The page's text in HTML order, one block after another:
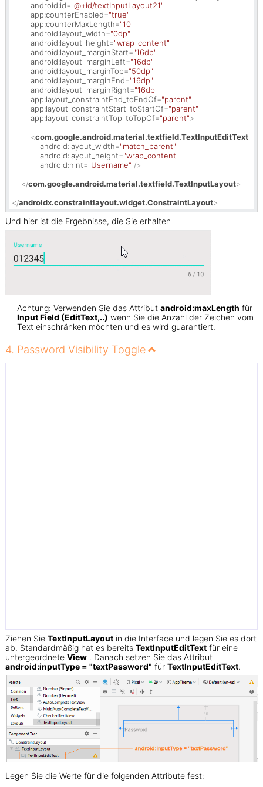
android:id="@+id/textInputLayout21"
app:counterEnabled="true"
app:counterMaxLength="10"
android:layout_width="0dp"
android:layout_height="wrap_content"
android:layout_marginStart="16dp"
android:layout_marginLeft="16dp"
android:layout_marginTop="50dp"
android:layout_marginEnd="16dp"
android:layout_marginRight="16dp"
app:layout_constraintEnd_toEndOf="parent"
app:layout_constraintStart_toStartOf="parent"
app:layout_constraintTop_toTopOf="parent">
<com.google.android.material.textfield.TextInputEditText
android:layout_width="match_parent"
android:layout_height="wrap_content"
android:hint="Username" />
</com.google.android.material.textfield.TextInputLayout>
</androidx.constraintlayout.widget.ConstraintLayout>
Und hier ist die Ergebnisse, die Sie erhalten
Achtung: Verwenden Sie das Attribut android:maxLength für
Input Field (EditText,..) wenn Sie die Anzahl der Zeichen vom
Text einschränken möchten und es wird guarantiert.
4. Password Visibility Toggle
Ziehen Sie TextInputLayout in die Interface und legen Sie es dort
ab. Standardmäßig hat es bereits TextInputEditText für eine
untergeordnete View . Danach setzen Sie das Attribut
android:inputType = "textPassword" für TextInputEditText.
Legen Sie die Werte für die folgenden Attribute fest: